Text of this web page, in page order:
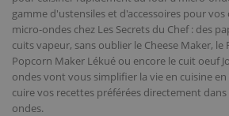
gamme d'ustensiles et d'accessoires pour vos
micro-ondes chez Les Secrets du Chef : des
cuits vapeur, sans oublier le Cheese Maker, le
Popcorn Maker Lékué ou encore le cuit oeuf
ondes vont vous simplifier la vie en cuisine
cuire vos recettes préférées directement
ondes.